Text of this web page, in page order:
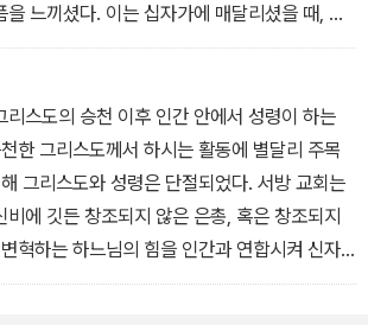
을 느끼셨다. 이는 십자가에 매달리셨을 때, 못
했다. 그리스도께서 고통받으실 때 그분의 고
아랑곳하지 않았다는 견해는 사실이 아니다.
으셨고, 부활의 몸 안에서 투명한 기쁨을 느끼
몸을 죽음에서 일으키셨다. 하느님의 선은 자
감정 없이 존재하지 않는다. 자식이 고통받을
통스러워하듯 하느님도 인간을 위해 고통을 감
은 “세상의 죄를 없애시는 하느님의 어린
인류를 죄에서 해방하기 위해, 인류를 대신해
리스도의 승천 이후 인간 안에서 성령이 하는
한 그리스도께서 하시는 활동에 별달리 주목
그리스도와 성령은 단절되었다. 서방 교회는
비에 깃든 창조되지 않은 은총, 혹은 창조되지
혁하는 하느님의 힘을 인간과 연합시켜 신자
으로 끌어올리는 분으로 긍정하기보다는 지상